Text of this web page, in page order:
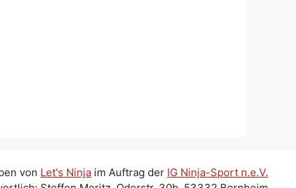
von Let's Ninja im Auftrag der IG Ninja-Sport n.e.V.